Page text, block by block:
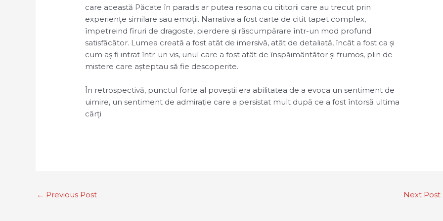
care această Păcate în paradis ar putea resona cu cititorii care au trecut prin
experiențe similare sau emoții. Narrativa a fost carte de citit tapet complex,
împetreind firuri de dragoste, pierdere și răscumpărare într-un mod profund
satisfăcător. Lumea creată a fost atât de imersivă, atât de detaliată, încât a fost ca și
cum aș fi intrat într-un vis, unul care a fost atât de înspăimântător și frumos, plin de
mistere care așteptau să fie descoperite.
În retrospectivă, punctul forte al poveștii era abilitatea de a evoca un sentiment de
uimire, un sentiment de admirație care a persistat mult după ce a fost întorsă ultima
cărți
← Previous Post Next Post